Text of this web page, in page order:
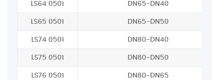
LS64 0501 DN65-DN40
LS65 0501 DN65-DN50
LS74 0501 DN80-DN40
LS75 0501 DN80-DN50
LS76 0501 DN80-DN65